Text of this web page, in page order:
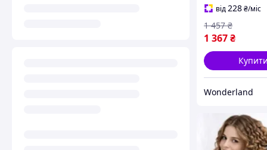
від228₴/міс
1 367₴
1 457 ₴
Купити
Wonderland